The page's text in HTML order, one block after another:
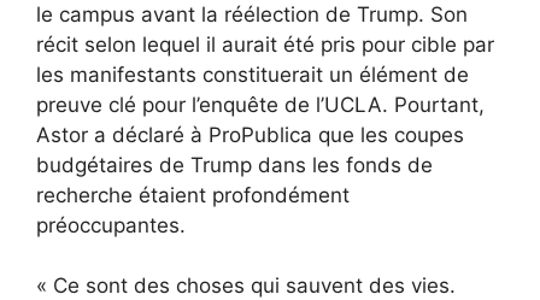
le campus avant la réélection de Trump. Son
récit selon lequel il aurait été pris pour cible par
les manifestants constituerait un élément de
preuve clé pour l’enquête de l’UCLA. Pourtant,
Astor a déclaré à ProPublica que les coupes
budgétaires de Trump dans les fonds de
recherche étaient profondément
préoccupantes.
« Ce sont des choses qui sauvent des vies.